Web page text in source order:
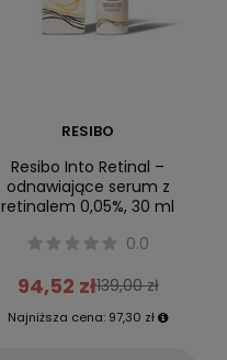
RESIBO
Resibo Into Retinal –
odnawiające serum z
retinalem 0,05%, 30 ml
0.0
94,52 zł139,00 zł
Najniższa cena: 97,30 zł